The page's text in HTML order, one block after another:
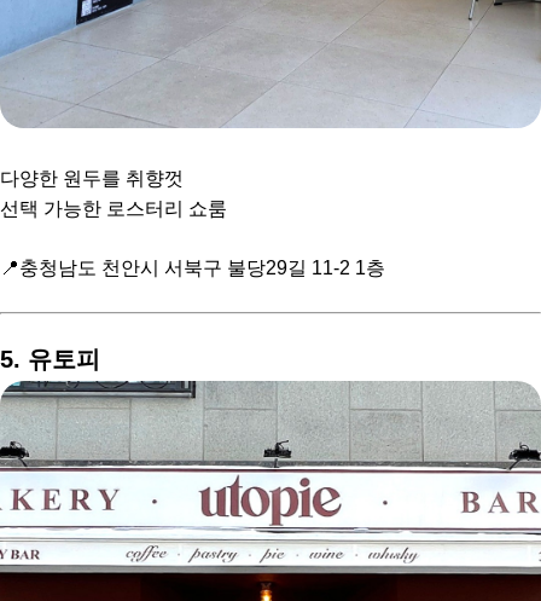
다양한 원두를 취향껏
선택 가능한 로스터리 쇼룸
📍충청남도 천안시 서북구 불당29길 11-2 1층
5. 유토피